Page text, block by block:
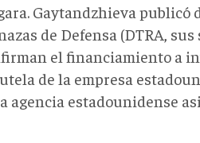
Gaytandzhieva publicó
de Defensa (DTRA,
el financiamiento a
de la empresa
agencia estadounidense